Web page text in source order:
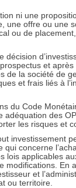
Article suivant
ni une
une offre ou une
ou de
et
de la société de
et frais liés à
du Code
des
les risques et
investissement
concerne
lois applicables
modifications. En
et
ou territoire.